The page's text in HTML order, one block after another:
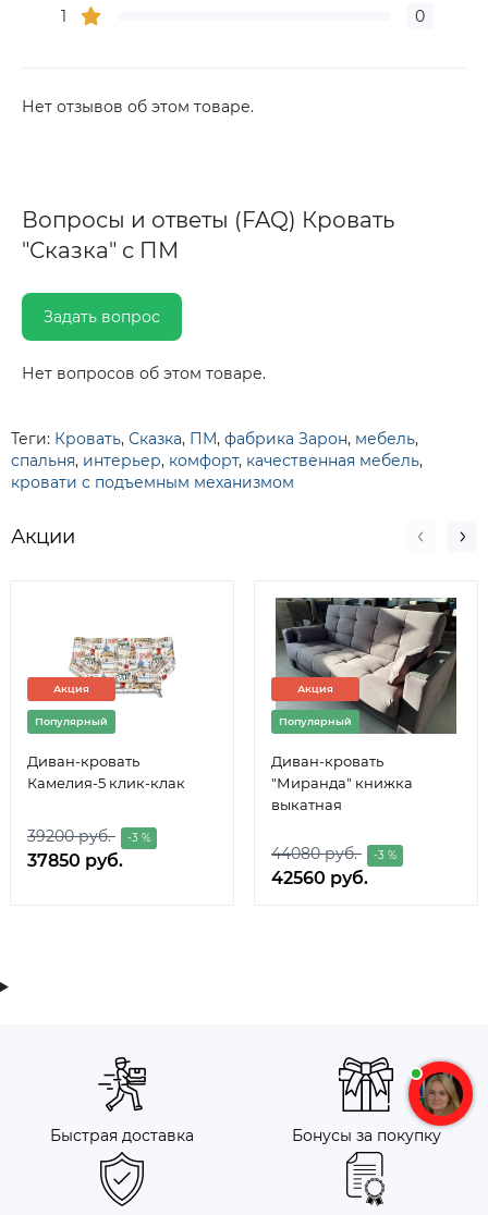
1
0
Нет отзывов об этом товаре.
Вопросы и ответы (FAQ) Кровать
"Сказка" с ПМ
Задать вопрос
Нет вопросов об этом товаре.
Теги: Кровать, Сказка, ПМ, фабрика Зарон, мебель,
спальня, интерьер, комфорт, качественная мебель,
кровати с подъемным механизмом
Акции
Акция
Популярный
Диван-кровать
Камелия-5 клик-клак
39200 руб. -3 %
37850 руб.
Акция
Популярный
Диван-кровать
"Миранда" книжка
выкатная
44080 руб. -3 %
42560 руб.
Быстрая доставка Бонусы за покупку